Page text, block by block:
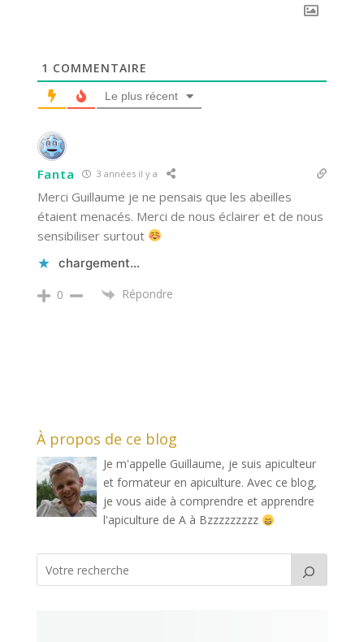
1 COMMENTAIRE
Le plus récent
Fanta 3 années il y a
Merci Guillaume je ne pensais que les abeilles
étaient menacés. Merci de nous éclairer et de nous
sensibiliser surtout
chargement…
0 Répondre
À propos de ce blog
Je m'appelle Guillaume, je suis apiculteur
et formateur en apiculture. Avec ce blog,
je vous aide à comprendre et apprendre
l'apiculture de A à Bzzzzzzzzz